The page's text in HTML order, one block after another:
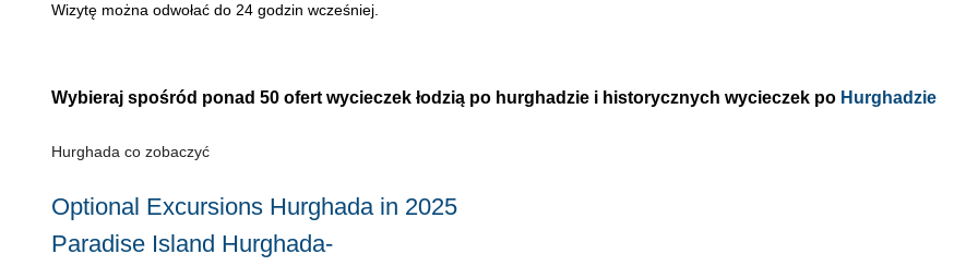
Wizytę można odwołać do 24 godzin wcześniej.
Wybieraj spośród ponad 50 ofert wycieczek łodzią po hurghadzie i historycznych wycieczek po Hurghadzie
Hurghada co zobaczyć
Optional Excursions Hurghada in 2025
Paradise Island Hurghada-